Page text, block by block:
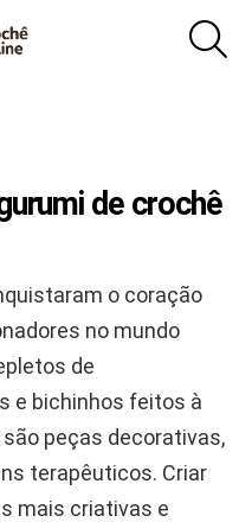
de crochê
o coração
no mundo
de
e bichinhos feitos à
peças decorativas,
terapêuticos. Criar
mais criativas e